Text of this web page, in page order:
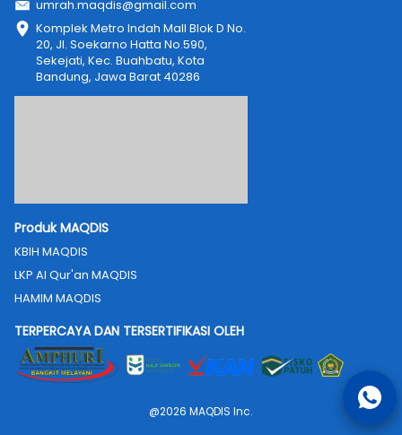
umrah.maqdis@gmail.com
Komplek Metro Indah Mall Blok D No.
20, Jl. Soekarno Hatta No.590,
Sekejati, Kec. Buahbatu, Kota
Bandung, Jawa Barat 40286
Produk MAQDIS
KBIH MAQDIS
LKP Al Qur'an MAQDIS
HAMIM MAQDIS
TERPERCAYA DAN TERSERTIFIKASI OLEH
@2026 MAQDIS Inc.